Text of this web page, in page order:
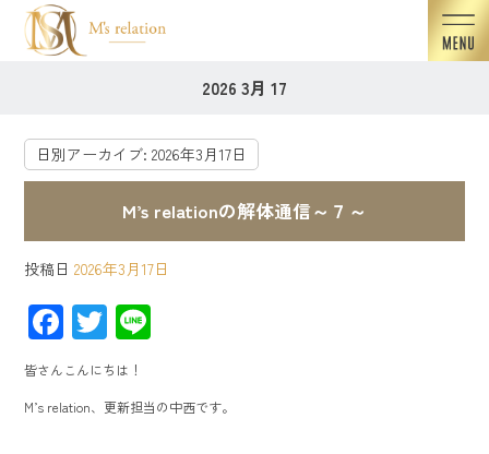
2026 3月 17
日別アーカイブ:2026年3月17日
M’s relationの解体通信～７～
投稿日 2026年3月17日
F
ac
e
b
T
wi
tt
er
皆さんこんにちは！
M’s relation、更新担当の中西です。